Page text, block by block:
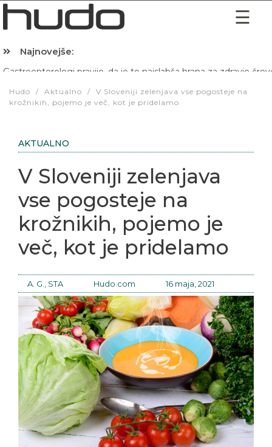
Najnovejše:
krožnikih, pojemo je več, kot je pridelamo
V Sloveniji zelenjava
vse pogosteje na
krožnikih, pojemo je
več, kot je pridelamo
A. G., STA Hudo.com 16 maja, 2021